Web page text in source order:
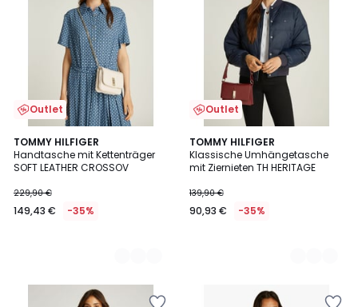
Outlet
TOMMY HILFIGER
Handtasche mit Kettenträger
SOFT LEATHER CROSSOV
229,90 €
149,43 € -35%
2
Farben
Outlet
TOMMY HILFIGER
Klassische Umhängetasche
mit Ziernieten TH HERITAGE
139,90 €
90,93 € -35%
2
Farben